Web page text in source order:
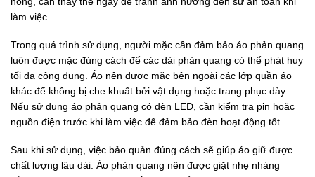
làm việc.
Trong quá trình sử dụng, người mặc cần đảm bảo áo phản quang
luôn được mặc đúng cách để các dải phản quang có thể phát huy
tối đa công dụng. Áo nên được mặc bên ngoài các lớp quần áo
khác để không bị che khuất bởi vật dụng hoặc trang phục dày.
Nếu sử dụng áo phản quang có đèn LED, cần kiểm tra pin hoặc
nguồn điện trước khi làm việc để đảm bảo đèn hoạt động tốt.
Sau khi sử dụng, việc bảo quản đúng cách sẽ giúp áo giữ được
chất lượng lâu dài. Áo phản quang nên được giặt nhẹ nhàng